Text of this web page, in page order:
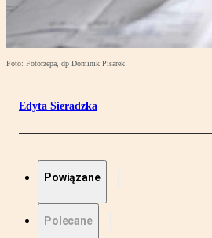
Foto: Fotorzepa, dp Dominik Pisarek
Edyta Sieradzka
Powiązane
Polecane